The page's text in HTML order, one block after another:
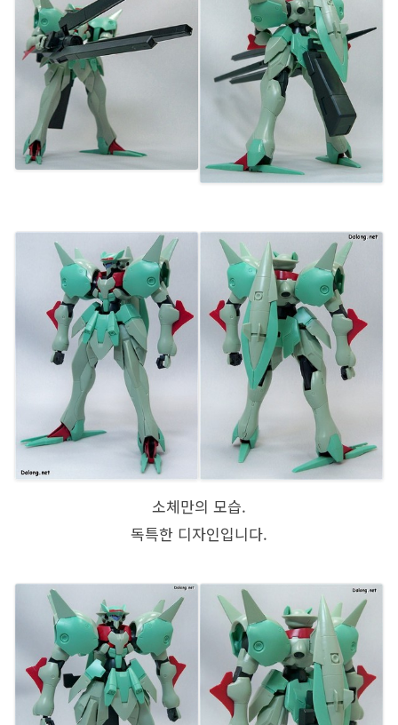
소체만의 모습.
독특한 디자인입니다.